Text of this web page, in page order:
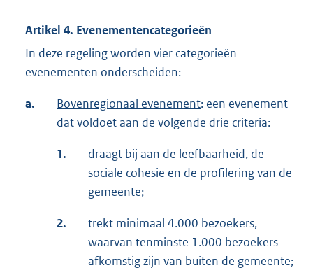
Artikel 4. Evenementencategorieën
In deze regeling worden vier categorieën
evenementen onderscheiden:
a. Bovenregionaal evenement: een evenement
dat voldoet aan de volgende drie criteria:
1.
draagt bij aan de leefbaarheid, de
sociale cohesie en de profilering van de
gemeente;
2.
trekt minimaal 4.000 bezoekers,
waarvan tenminste 1.000 bezoekers
afkomstig zijn van buiten de gemeente;